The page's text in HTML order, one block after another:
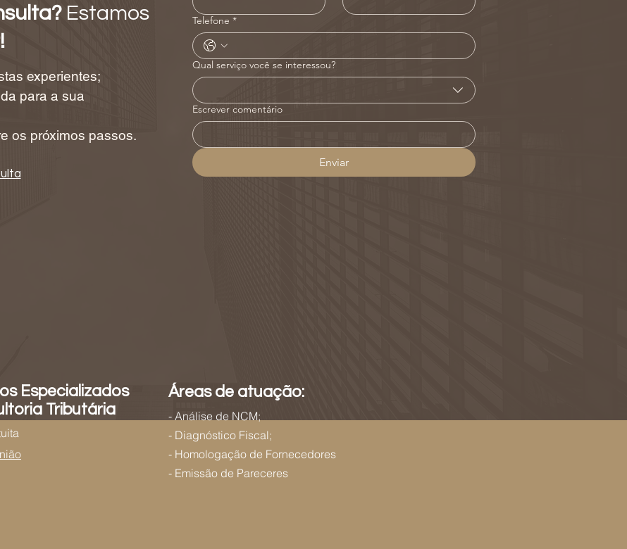
Estamos
experientes;
para a sua
os próximos passos.
Telefone *
Qual serviço você se interessou?
Escrever comentário
Enviar
Especializados
Tributária
Áreas de atuação:
- Análise de NCM;
- Diagnóstico Fiscal;
- Homologação de Fornecedores
- Emissão de Pareceres